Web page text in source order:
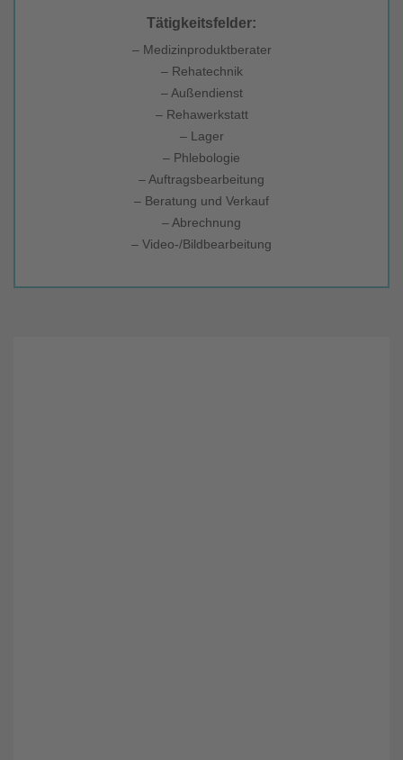
Tätigkeitsfelder:
– Medizinproduktberater
– Rehatechnik
– Außendienst
– Rehawerkstatt
– Lager
– Phlebologie
– Auftragsbearbeitung
– Beratung und Verkauf
– Abrechnung
– Video-/Bildbearbeitung